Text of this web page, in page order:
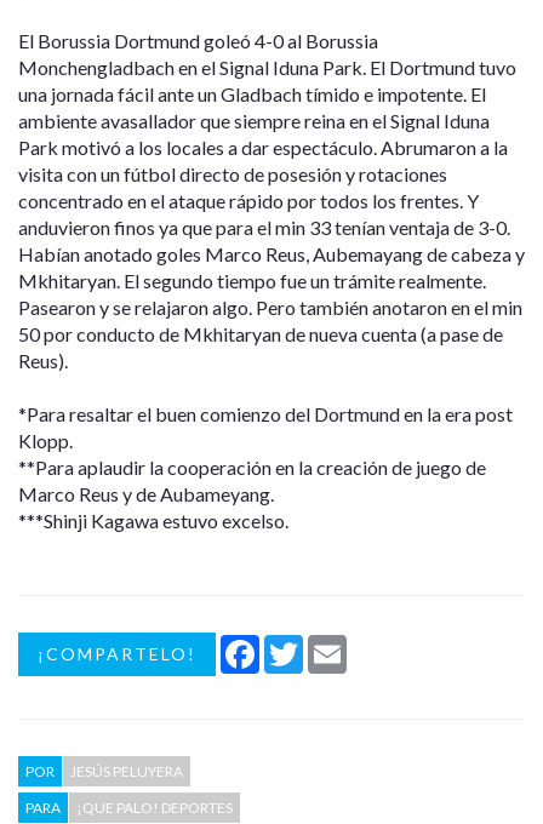
El Borussia Dortmund goleó 4-0 al Borussia
Monchengladbach en el Signal Iduna Park. El Dortmund tuvo
una jornada fácil ante un Gladbach tímido e impotente. El
ambiente avasallador que siempre reina en el Signal Iduna
Park motivó a los locales a dar espectáculo. Abrumaron a la
visita con un fútbol directo de posesión y rotaciones
concentrado en el ataque rápido por todos los frentes. Y
anduvieron finos ya que para el min 33 tenían ventaja de 3-0.
Habían anotado goles Marco Reus, Aubemayang de cabeza y
Mkhitaryan. El segundo tiempo fue un trámite realmente.
Pasearon y se relajaron algo. Pero también anotaron en el min
50 por conducto de Mkhitaryan de nueva cuenta (a pase de
Reus).
*Para resaltar el buen comienzo del Dortmund en la era post
Klopp.
**Para aplaudir la cooperación en la creación de juego de
Marco Reus y de Aubameyang.
***Shinji Kagawa estuvo excelso.
¡COMPARTELO! Facebook
Twitter
POR
JESÚS PELUYERA
PARA
¡QUE PALO! DEPORTES